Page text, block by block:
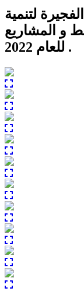
لتنمية
و المشاريع
للعام 2022 . ⁦